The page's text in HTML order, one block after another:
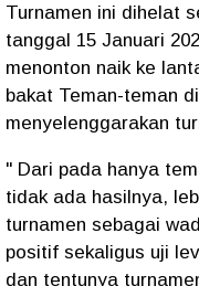
Turnamen ini dihelat
tanggal 15 Januari
menonton naik ke
bakat Teman-teman
menyelenggarakan
" Dari pada hanya
tidak ada hasilnya,
turnamen sebagai
positif sekaligus uji
dan tentunya